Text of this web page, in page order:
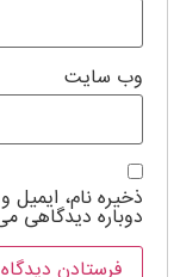
وب‌ سایت
ذخیره نام،
دوباره دیدگاهی